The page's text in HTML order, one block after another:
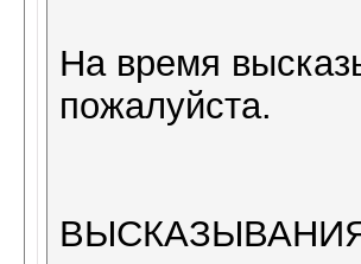
На время
пожалуйста.